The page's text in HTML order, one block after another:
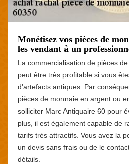
Monétisez vos pièces de
les vendant à un
La commercialisation de pièces
peut être très profitable si vous
d'artefacts antiques. Par
pièces de monnaie en argent ou
solliciter Marc Antiquaire 60 pour
plus, il est également capable de
tarifs très attractifs. Vous avez la
un devis sans frais ou de le
détails.